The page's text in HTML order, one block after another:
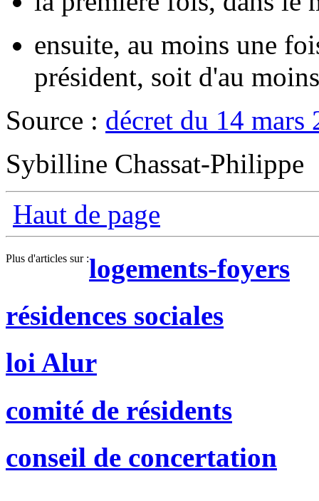
ensuite, au moins une
président, soit d'au
Source : décret du 14 mars
Sybilline Chassat-Philippe
Haut de page
Plus d'articles sur :logements-foyers
résidences sociales
loi Alur
comité de résidents
conseil de concertation